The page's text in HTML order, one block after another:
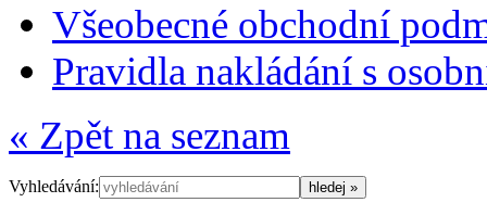
Všeobecné obchodní
Pravidla nakládání s
« Zpět na seznam
Vyhledávání: